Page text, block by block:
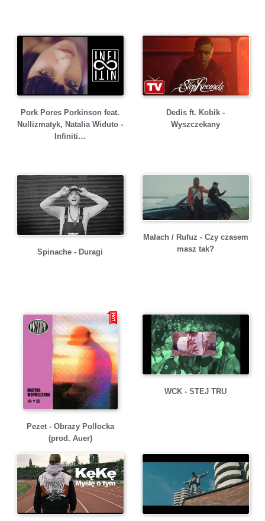
Pork Pores Porkinson feat.
Nullizmatyk, Natalia Widuto -
Infiniti…
Dedis ft. Kobik -
Wyszczekany
Spinache - Duragi
Małach / Rufuz - Czy czasem
masz tak?
Pezet - Obrazy Pollocka
(prod. Auer)
WCK - STEJ TRU